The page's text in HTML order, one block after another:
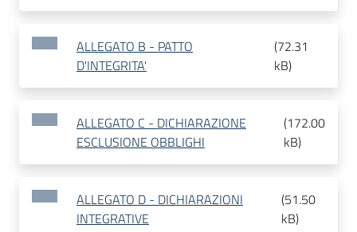
ALLEGATO B - PATTO
D'INTEGRITA'
(72.31
kB)
ALLEGATO C - DICHIARAZIONE
ESCLUSIONE OBBLIGHI
(172.00
kB)
ALLEGATO D - DICHIARAZIONI
INTEGRATIVE
(51.50
kB)